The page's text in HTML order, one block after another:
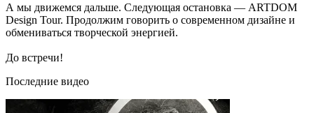
А мы движемся дальше. Следующая остановка — ARTDOM
Design Tour. Продолжим говорить о современном дизайне и
обмениваться творческой энергией.
До встречи!
Последние видео